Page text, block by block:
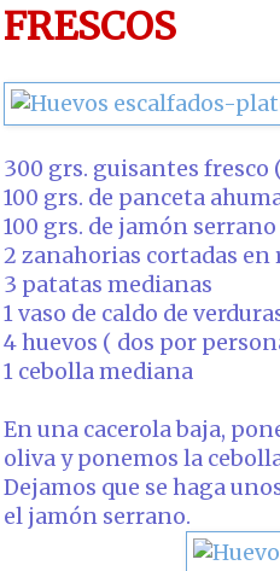
FRESCOS
300 grs. guisantes fresco
100 grs. de panceta
100 grs. de jamón
2 zanahorias cortadas en
3 patatas medianas
1 vaso de caldo de
4 huevos ( dos por
1 cebolla mediana
En una cacerola baja,
oliva y ponemos la
Dejamos que se haga
el jamón serrano.